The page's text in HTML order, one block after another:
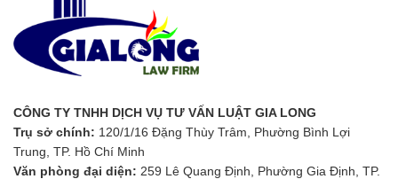
CÔNG TY TNHH DỊCH VỤ TƯ VẤN LUẬT GIA LONG
Trụ sở chính: 120/1/16 Đặng Thùy Trâm, Phường Bình Lợi
Trung, TP. Hồ Chí Minh
Văn phòng đại diện: 259 Lê Quang Định, Phường Gia Định, TP.